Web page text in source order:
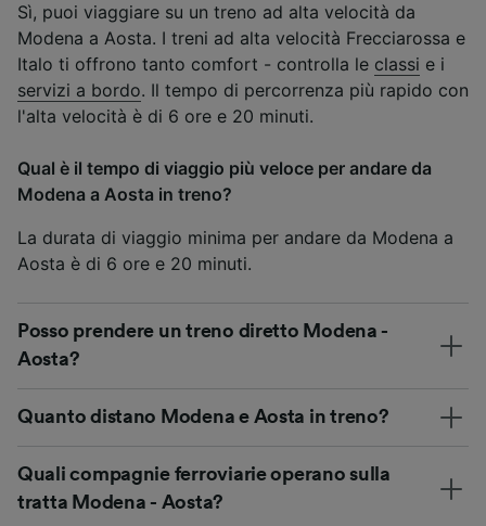
Sì, puoi viaggiare su un treno ad alta velocità da
Modena a Aosta. I treni ad alta velocità Frecciarossa e
Italo ti offrono tanto comfort - controlla le classi e i
servizi a bordo. Il tempo di percorrenza più rapido con
l'alta velocità è di 6 ore e 20 minuti.
Qual è il tempo di viaggio più veloce per andare da
Modena a Aosta in treno?
La durata di viaggio minima per andare da Modena a
Aosta è di 6 ore e 20 minuti.
Posso prendere un treno diretto Modena -
Aosta?
Quanto distano Modena e Aosta in treno?
Quali compagnie ferroviarie operano sulla
tratta Modena - Aosta?